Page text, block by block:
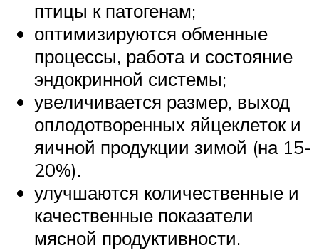
птицы к патогенам;
оптимизируются обменные
процессы, работа и состояние
эндокринной системы;
увеличивается размер, выход
оплодотворенных яйцеклеток и
яичной продукции зимой (на 15-
20%).
улучшаются количественные и
качественные показатели
мясной продуктивности.